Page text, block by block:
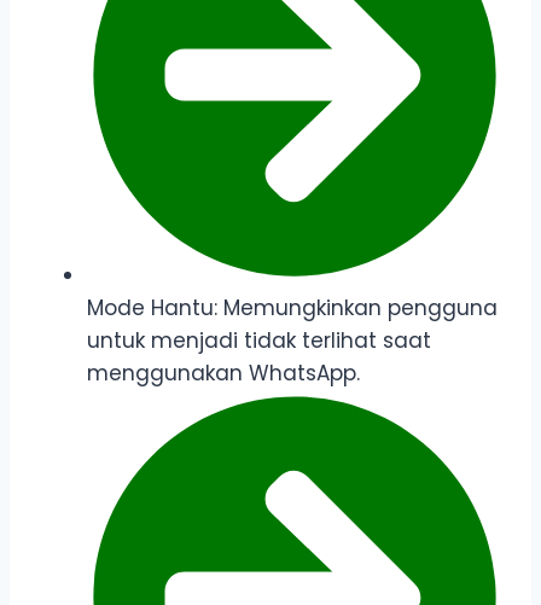
Mode Hantu: Memungkinkan pengguna
untuk menjadi tidak terlihat saat
menggunakan WhatsApp.